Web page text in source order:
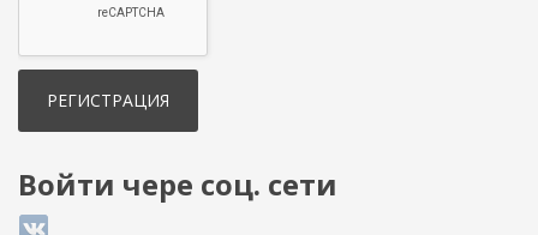
Войти чере соц. сети
Login with ВКонтакте